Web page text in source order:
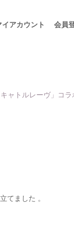
イアカウント 会員
キャトルレーヴ」コ
てました 。